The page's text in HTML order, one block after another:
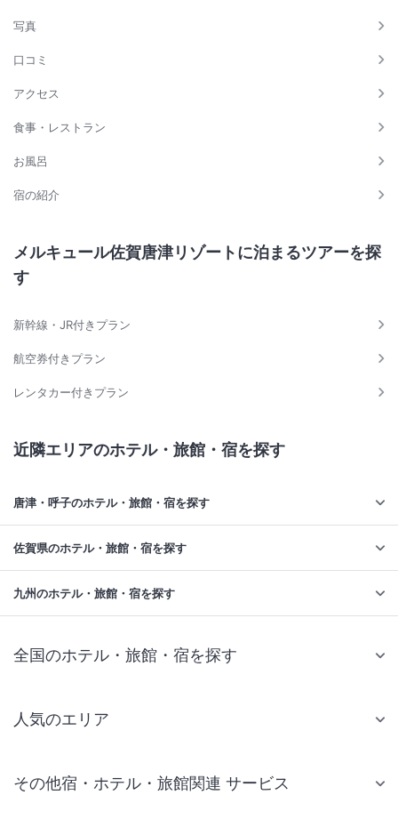
写真
口コミ
アクセス
食事・レストラン
お風呂
宿の紹介
メルキュール佐賀唐津リゾートに泊まるツアーを探
す
新幹線・JR付きプラン
航空券付きプラン
レンタカー付きプラン
近隣エリアのホテル・旅館・宿を探す
唐津・呼子のホテル・旅館・宿を探す
佐賀県のホテル・旅館・宿を探す
九州のホテル・旅館・宿を探す
全国のホテル・旅館・宿を探す
人気のエリア
仙台 ホテル
その他宿・ホテル・旅館関連 サービス